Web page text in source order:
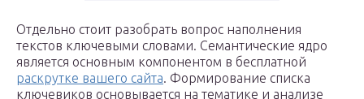
Отдельно стоит разобрать вопрос наполнения
текстов ключевыми словами. Семантические ядро
является основным компонентом в бесплатной
раскрутке вашего сайта. Формирование списка
ключевиков основывается на тематике и анализе